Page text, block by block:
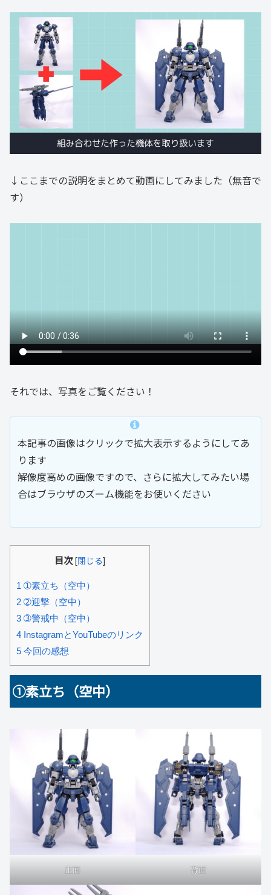
↓ここまでの説明をまとめて動画にしてみました（無音で
す）
それでは、写真をご覧ください！
本記事の画像はクリックで拡大表示するようにしてあ
ります
解像度高めの画像ですので、さらに拡大してみたい場
合はブラウザのズーム機能をお使いください
目次 [閉じる]
1 ➀素立ち（空中）
2 ➁迎撃（空中）
3 ➂警戒中（空中）
4 InstagramとYouTubeのリンク
5 今回の感想
➀素立ち（空中）
正面 背面